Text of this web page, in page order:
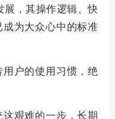
，其操作逻辑、快
为大众心中的标准
户的使用习惯，绝
艰难的一步，长期